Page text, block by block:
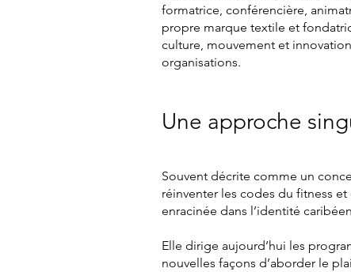
formatrice, conférencière,
propre marque textile et
culture, mouvement et
organisations.
Une approche
Souvent décrite comme un
réinventer les codes du fitness
enracinée dans l’identité
Elle dirige aujourd’hui les
nouvelles façons d’aborder le